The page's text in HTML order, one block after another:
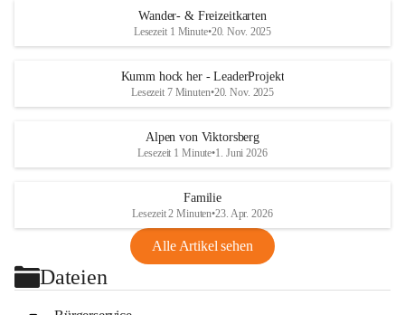
Wander- & Freizeitkarten
Lesezeit 1 Minute•20. Nov. 2025
Kumm hock her - LeaderProjekt
Lesezeit 7 Minuten•20. Nov. 2025
Alpen von Viktorsberg
Lesezeit 1 Minute•1. Juni 2026
Familie
Lesezeit 2 Minuten•23. Apr. 2026
Alle Artikel sehen
Dateien